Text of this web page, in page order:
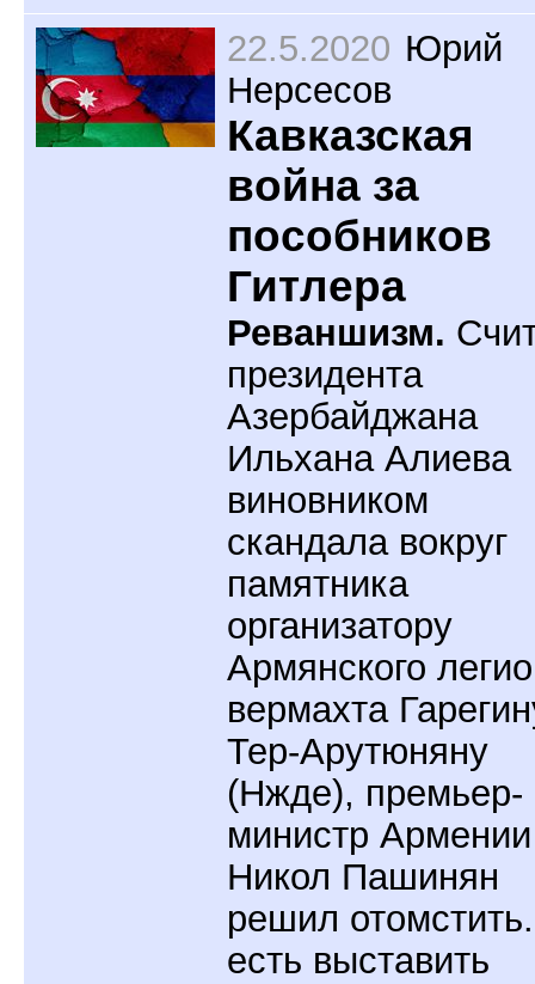
22.5.2020 Юрий
Нерсесов
Кавказская
война за
пособников
Гитлера
Реваншизм.
президента
Азербайджана
Ильхана Алиева
виновником
скандала вокруг
памятника
организатору
Армянского
вермахта
Тер-Арутюняну
(Нжде), премьер-
министр Армении
Никол Пашинян
решил
есть выставить